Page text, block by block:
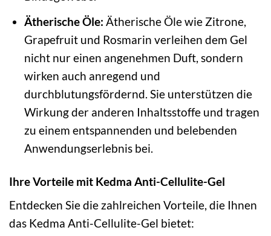
Ätherische Öle: Ätherische Öle wie Zitrone,
Grapefruit und Rosmarin verleihen dem Gel
nicht nur einen angenehmen Duft, sondern
wirken auch anregend und
durchblutungsfördernd. Sie unterstützen die
Wirkung der anderen Inhaltsstoffe und tragen
zu einem entspannenden und belebenden
Anwendungserlebnis bei.
Ihre Vorteile mit Kedma Anti-Cellulite-Gel
Entdecken Sie die zahlreichen Vorteile, die Ihnen
das Kedma Anti-Cellulite-Gel bietet: